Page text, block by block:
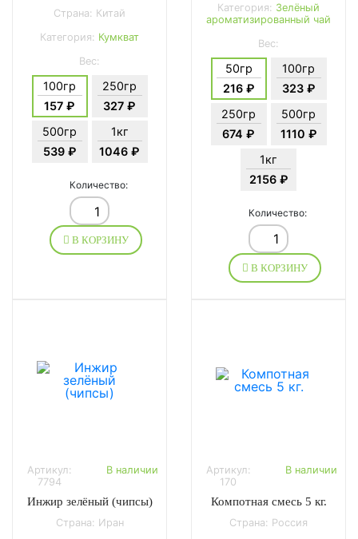
Страна: Китай
Категория: Кумкват
Вес:
100гр
157 ₽
250гр
327 ₽
500гр
539 ₽
1кг
1046 ₽
Количество:
В КОРЗИНУ
Категория: Зелёный
ароматизированный чай
Вес:
50гр
216 ₽
100гр
323 ₽
250гр
674 ₽
500гр
1110 ₽
1кг
2156 ₽
Количество:
В КОРЗИНУ
Артикул:
7794
В наличии
Инжир зелёный (чипсы)
Страна: Иран
Артикул:
170
В наличии
Компотная смесь 5 кг.
Страна: Россия